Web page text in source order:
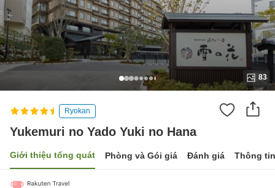
83
Ryokan
Yukemuri no Yado Yuki no Hana
Giới thiệu tổng quát Phòng và Gói giá Đánh giá Thông